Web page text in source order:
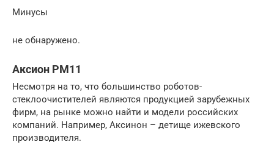
Минусы
не обнаружено.
Аксион РМ11
Несмотря на то, что большинство роботов-
стеклоочистителей являются продукцией зарубежных
фирм, на рынке можно найти и модели российских
компаний. Например, Аксинон – детище ижевского
производителя.